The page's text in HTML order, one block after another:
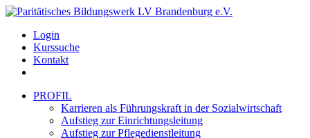
Login
Kurssuche
Kontakt
PROFIL
Karrieren als Führungskraft in der Sozialwirtschaft
Aufstieg zur Einrichtungsleitung
Aufstieg zur Pflegedienstleitung